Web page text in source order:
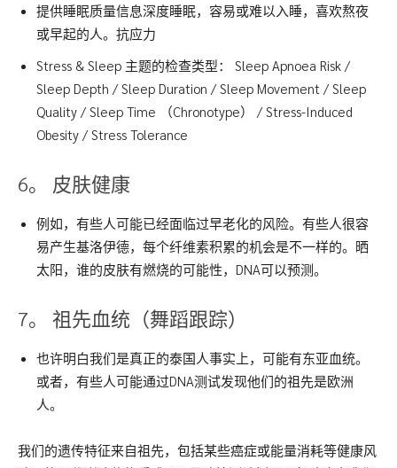
提供睡眠质量信息深度睡眠，容易或难以入睡，喜欢熬夜
或早起的人。抗应力
Stress & Sleep 主题的检查类型： Sleep Apnoea Risk /
Sleep Depth / Sleep Duration / Sleep Movement / Sleep
Quality / Sleep Time （Chronotype） / Stress-Induced
Obesity / Stress Tolerance
6。 皮肤健康
例如，有些人可能已经面临过早老化的风险。有些人很容
易产生基洛伊德，每个纤维素积累的机会是不一样的。晒
太阳，谁的皮肤有燃烧的可能性，DNA可以预测。
7。 祖先血统（舞蹈跟踪）
也许明白我们是真正的泰国人事实上，可能有东亚血统。
或者，有些人可能通过DNA测试发现他们的祖先是欧洲
人。
我们的遗传特征来自祖先，包括某些癌症或能量消耗等健康风